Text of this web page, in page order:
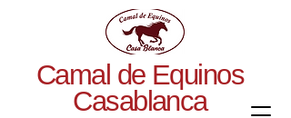
Camal de Equinos
Casablanca